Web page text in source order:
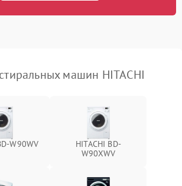
машин HITACHI
W90WV
HITACHI BD-
W90XWV